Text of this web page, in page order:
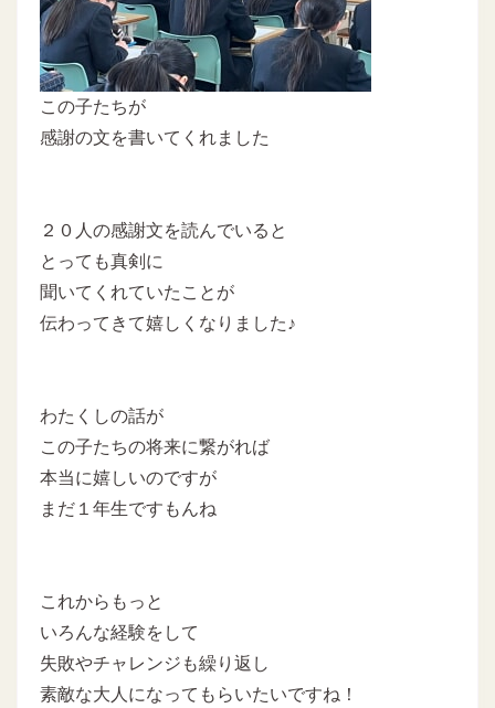
この子たちが
感謝の文を書いてくれました
２０人の感謝文を読んでいると
とっても真剣に
聞いてくれていたことが
伝わってきて嬉しくなりました♪
わたくしの話が
この子たちの将来に繋がれば
本当に嬉しいのですが
まだ１年生ですもんね
これからもっと
いろんな経験をして
失敗やチャレンジも繰り返し
素敵な大人になってもらいたいですね！